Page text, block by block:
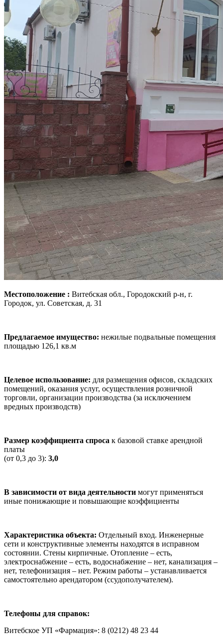
Местоположение : Витебская обл., Городокский р-н, г.
Городок, ул. Советская, д. 31
Предлагаемое имущество: нежилые подвальные помещения
площадью 126,1 кв.м
Целевое использование: для размещения офисов, складских
помещений, оказания услуг, осуществления розничной
торговли, организации производства (за исключением
вредных производств)
Размер коэффициента спроса к базовой ставке арендной
платы
(от 0,3 до 3): 3,0
В зависимости от вида деятельности могут применяться
иные понижающие и повышающие коэффициенты
Характеристика объекта: Отдельный вход. Инженерные
сети и конструктивные элементы находятся в исправном
состоянии. Стены кирпичные. Отопление – есть,
электроснабжение – есть, водоснабжение – нет, канализация –
нет, телефонизация – нет. Режим работы – устанавливается
самостоятельно арендатором (ссудополучателем).
Телефоны для справок:
Витебское УП «Фармация»: 8 (0212) 48 23 44